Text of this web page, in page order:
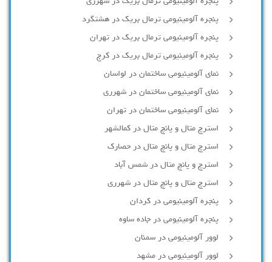
پنجره آلومینیومی ترمال بریک در هشتگرد
پنجره آلومینیومی ترمال بریک در تهران
پنجره آلومینیومی ترمال بریک در کرج
نمای آلومینیومی ساختمان در لواسان
نمای آلومینیومی ساختمان در شهرری
نمای آلومینیومی ساختمان در تهران
استرچ متال و پانچ متال در کمالشهر
استرچ متال و پانچ متال در حصارك
استرچ و پانچ متال در شمس آباد
استرچ متال و پانچ متال در شهرری
پنجره آلومینیومی در کردان
پنجره آلومینیومی در جاده ساوه
لوور آلومینیومی در سمنان
لوور آلومینیومی در مشهد